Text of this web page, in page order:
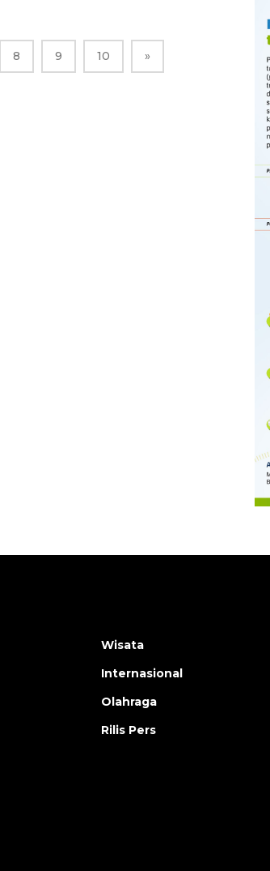
8 9 10 »
Wisata
Internasional
Olahraga
Rilis Pers